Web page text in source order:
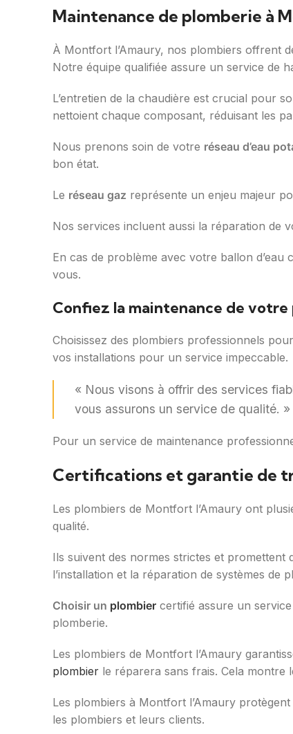
Maintenance de plomberie à
À Montfort l’Amaury, nos plombiers offrent
Notre équipe qualifiée assure un service de
L’entretien de la chaudière est crucial pour
nettoient chaque composant, réduisant les
Nous prenons soin de votre réseau d’eau
bon état.
Le réseau gaz représente un enjeu majeur
Nos services incluent aussi la réparation de
En cas de problème avec votre ballon
vous.
Confiez la maintenance de
Choisissez des plombiers professionnels
vos installations pour un service impeccable.
« Nous visons à offrir des services
vous assurons un service de qualité. »
Pour un service de maintenance
Certifications et garantie de
Les plombiers de Montfort l’Amaury ont
qualité.
Ils suivent des normes strictes et promettent
l’installation et la réparation de systèmes de
Choisir un plombier certifié assure un
plomberie.
Les plombiers de Montfort l’Amaury
plombier le réparera sans frais. Cela montre
Les plombiers à Montfort l’Amaury
les plombiers et leurs clients.